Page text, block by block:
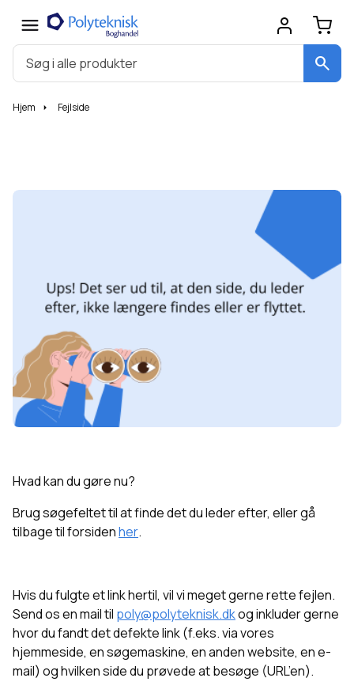
search
Hjem Fejlside
Hvad kan du gøre nu?
Brug søgefeltet til at finde det du leder efter, eller gå
tilbage til forsidenher.
Hvis du fulgte et link hertil, vil vi meget gerne rette fejlen.
Send os en mail til poly@polyteknisk.dkog inkluder gerne
hvor du fandt det defekte link (f.eks. via vores
hjemmeside, en søgemaskine, en anden website, en e-
mail) og hvilken side du prøvede at besøge (URL’en).